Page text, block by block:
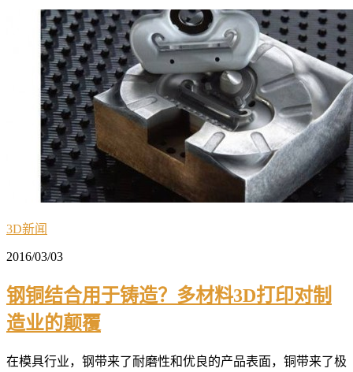
3D新闻
2016/03/03
钢铜结合用于铸造？多材料3D打印对制
造业的颠覆
在模具行业，钢带来了耐磨性和优良的产品表面，铜带来了极